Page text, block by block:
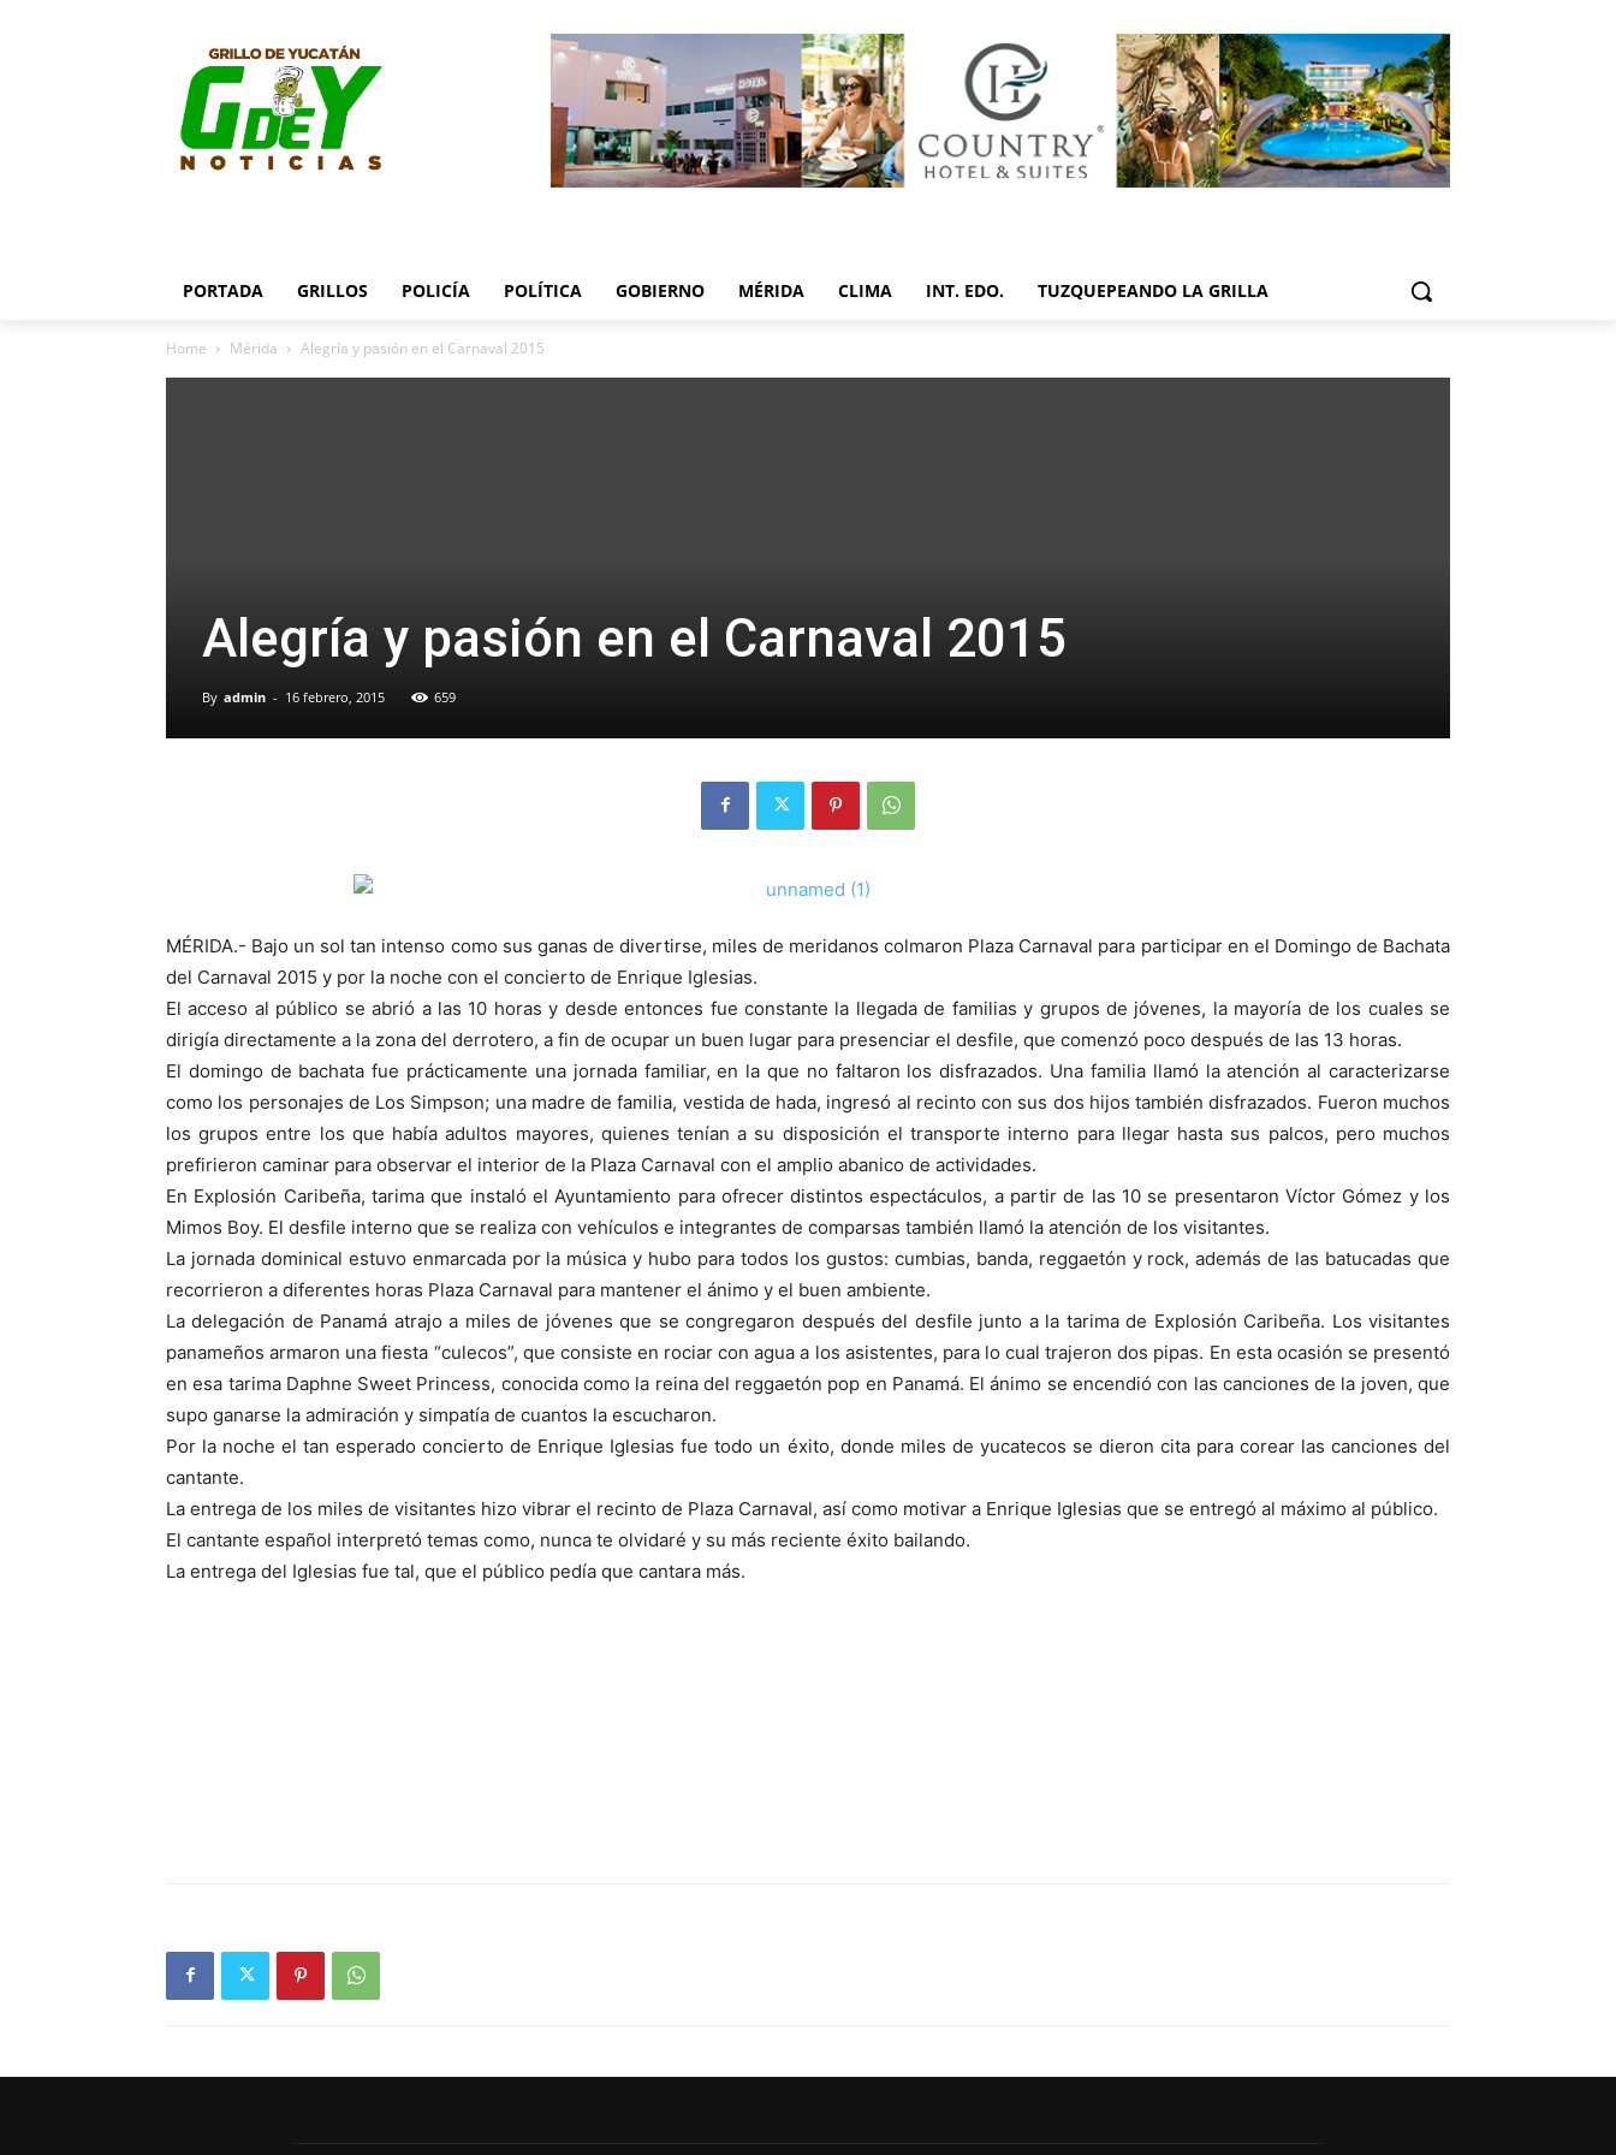
PORTADA GRILLOS POLICÍA POLÍTICA GOBIERNO MÉRIDA CLIMA INT. EDO. TUZQUEPEANDO LA GRILLA
Home Mérida Alegría y pasión en el Carnaval 2015
Alegría y pasión en el Carnaval 2015
By admin - 16 febrero, 2015 659
MÉRIDA.- Bajo un sol tan intenso como sus ganas de divertirse, miles de meridanos colmaron Plaza Carnaval para participar en el Domingo de Bachata
del Carnaval 2015 y por la noche con el concierto de Enrique Iglesias.
El acceso al público se abrió a las 10 horas y desde entonces fue constante la llegada de familias y grupos de jóvenes, la mayoría de los cuales se
dirigía directamente a la zona del derrotero, a fin de ocupar un buen lugar para presenciar el desfile, que comenzó poco después de las 13 horas.
El domingo de bachata fue prácticamente una jornada familiar, en la que no faltaron los disfrazados. Una familia llamó la atención al caracterizarse
como los personajes de Los Simpson; una madre de familia, vestida de hada, ingresó al recinto con sus dos hijos también disfrazados. Fueron muchos
los grupos entre los que había adultos mayores, quienes tenían a su disposición el transporte interno para llegar hasta sus palcos, pero muchos
prefirieron caminar para observar el interior de la Plaza Carnaval con el amplio abanico de actividades.
En Explosión Caribeña, tarima que instaló el Ayuntamiento para ofrecer distintos espectáculos, a partir de las 10 se presentaron Víctor Gómez y los
Mimos Boy. El desfile interno que se realiza con vehículos e integrantes de comparsas también llamó la atención de los visitantes.
La jornada dominical estuvo enmarcada por la música y hubo para todos los gustos: cumbias, banda, reggaetón y rock, además de las batucadas que
recorrieron a diferentes horas Plaza Carnaval para mantener el ánimo y el buen ambiente.
La delegación de Panamá atrajo a miles de jóvenes que se congregaron después del desfile junto a la tarima de Explosión Caribeña. Los visitantes
panameños armaron una fiesta “culecos”, que consiste en rociar con agua a los asistentes, para lo cual trajeron dos pipas. En esta ocasión se presentó
en esa tarima Daphne Sweet Princess, conocida como la reina del reggaetón pop en Panamá. El ánimo se encendió con las canciones de la joven, que
supo ganarse la admiración y simpatía de cuantos la escucharon.
Por la noche el tan esperado concierto de Enrique Iglesias fue todo un éxito, donde miles de yucatecos se dieron cita para corear las canciones del
cantante.
La entrega de los miles de visitantes hizo vibrar el recinto de Plaza Carnaval, así como motivar a Enrique Iglesias que se entregó al máximo al público.
El cantante español interpretó temas como, nunca te olvidaré y su más reciente éxito bailando.
La entrega del Iglesias fue tal, que el público pedía que cantara más.